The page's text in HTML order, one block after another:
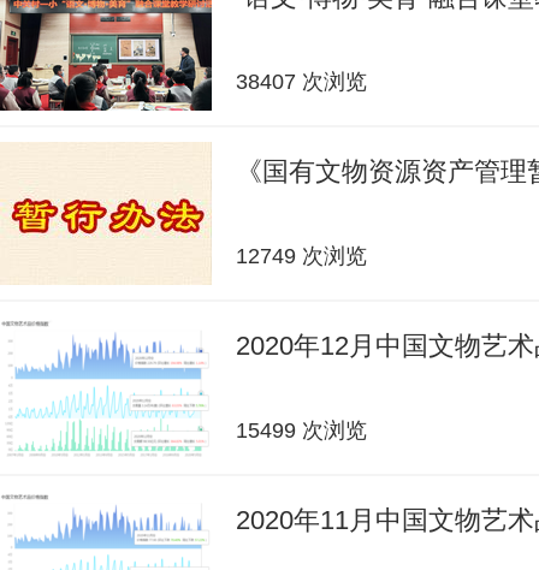
38407 次浏览
《国有文物资源资产管
12749 次浏览
2020年12月中国文物艺
15499 次浏览
2020年11月中国文物艺